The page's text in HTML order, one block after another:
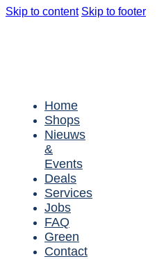
Skip to content Skip to footer
Home
Shops
Nieuws
&
Events
Deals
Services
Jobs
FAQ
Green
Contact